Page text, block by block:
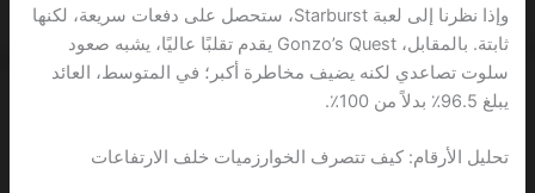
وإذا نظرنا إلى لعبة Starburst، ستحصل على دفعات سريعة، لكنها
ثابتة. بالمقابل، Gonzo’s Quest يقدم تقلبًا عاليًا، يشبه صعود
سلوت تصاعدي لكنه يضيف مخاطرة أكبر؛ في المتوسط، العائد
يبلغ 96.5٪ بدلاً من 100٪.
تحليل الأرقام: كيف تتصرف الخوارزميات خلف الارتفاعات